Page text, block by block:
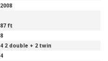
2008
87 ft
8
4 2 double + 2 twin
4